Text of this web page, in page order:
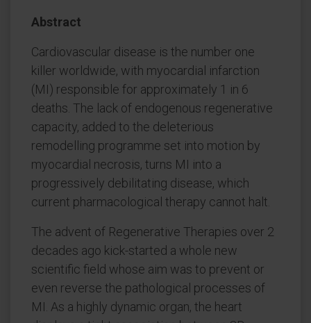
Abstract
Cardiovascular disease is the number one
killer worldwide, with myocardial infarction
(MI) responsible for approximately 1 in 6
deaths. The lack of endogenous regenerative
capacity, added to the deleterious
remodelling programme set into motion by
myocardial necrosis, turns MI into a
progressively debilitating disease, which
current pharmacological therapy cannot halt.
The advent of Regenerative Therapies over 2
decades ago kick-started a whole new
scientific field whose aim was to prevent or
even reverse the pathological processes of
MI. As a highly dynamic organ, the heart